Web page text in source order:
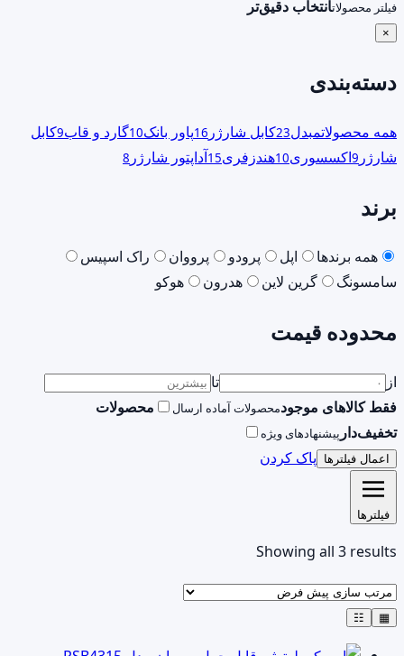
فیلتر محصولاتانتخاب دقیق‌تر
×
دسته‌بندی
همه محصولاتمبدل23کابل شارژر 16پاور بانک10گارد و قاب9کابل
شارژر 9اکسسوری10هندزفری15آداپتور شارژر 8
برند
همه برندها اپل پرودو پرووان
راک اسپیس
سامسونگ
گرین لاین هدرون هوکو
محدوده قیمت
از
تا
فقط کالاهای موجودمحصولات آماده ارسال
محصولات
تخفیف‌دار پیشنهادهای ویژه
اعمال فیلترها پاک کردن
فیلترها
Showing all 3 results
▦
☷